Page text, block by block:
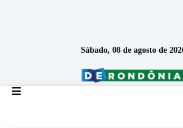
Sábado, 08 de agosto de